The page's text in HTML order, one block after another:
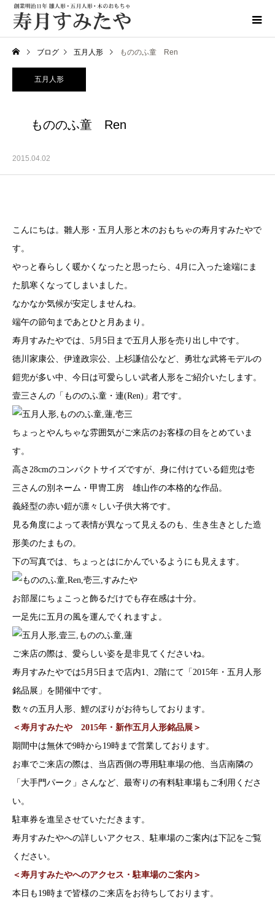
ブログ 五月人形 もののふ童 Ren
五月人形
もののふ童 Ren
2015.04.02
こんにちは。雛人形・五月人形と木のおもちゃの寿月すみたやで
す。
やっと春らしく暖かくなったと思ったら、4月に入った途端にま
た肌寒くなってしまいました。
なかなか気候が安定しませんね。
端午の節句まであとひと月あまり。
寿月すみたやでは、5月5日まで五月人形を売り出し中です。
徳川家康公、伊達政宗公、上杉謙信公など、勇壮な武将モデルの
鎧兜が多い中、今日は可愛らしい武者人形をご紹介いたします。
壹三さんの「もののふ童・連(Ren)」君です。
ちょっとやんちゃな雰囲気がご来店のお客様の目をとめていま
す。
高さ28cmのコンパクトサイズですが、身に付けている鎧兜は壱
三さんの別ネーム・甲冑工房 雄山作の本格的な作品。
義経型の赤い鎧が凛々しい子供大将です。
見る角度によって表情が異なって見えるのも、生き生きとした造
形美のたまもの。
下の写真では、ちょっとはにかんでいるようにも見えます。
お部屋にちょこっと飾るだけでも存在感は十分。
一足先に五月の風を運んでくれますよ。
ご来店の際は、愛らしい姿を是非見てくださいね。
寿月すみたやでは5月5日まで店内1、2階にて「2015年・五月人形
銘品展」を開催中です。
数々の五月人形、鯉のぼりがお待ちしております。
＜寿月すみたや 2015年・新作五月人形銘品展＞
期間中は無休で9時から19時まで営業しております。
お車でご来店の際は、当店西側の専用駐車場の他、当店南隣の
「大手門パーク」さんなど、最寄りの有料駐車場もご利用くださ
い。
駐車券を進呈させていただきます。
寿月すみたやへの詳しいアクセス、駐車場のご案内は下記をご覧
ください。
＜寿月すみたやへのアクセス・駐車場のご案内＞
本日も19時まで皆様のご来店をお待ちしております。